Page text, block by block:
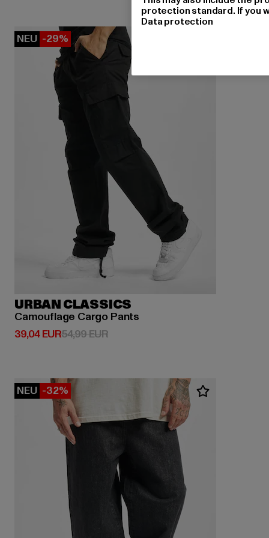
NEU -29%
URBAN CLASSICS
Camouflage Cargo Pants
39,04 EUR
Derzeitiger Preis: 39,04 EUR
54,99 EURAktionspreis: 54,99 EUR
NEU -32%
protection standard. If you
Data protection